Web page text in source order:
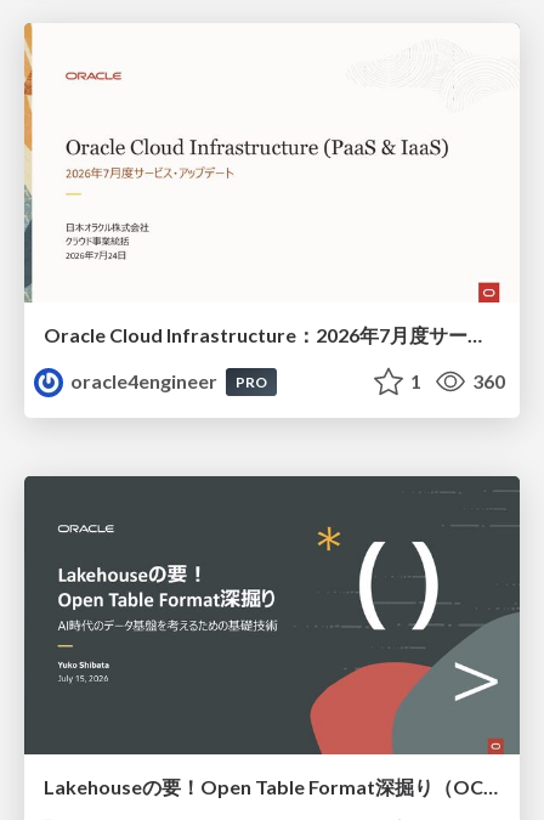
oracle4engineer
PRO 1 360
Lakehouseの要！Open Table Format深掘り（OCHaCafe Season 11 #6）